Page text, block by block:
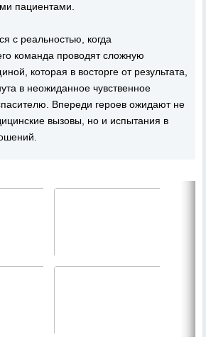
пациентами.
с реальностью, когда
команда проводят сложную
которая в восторге от результата,
в неожиданное чувственное
Впереди героев ожидают не
вызовы, но и испытания в